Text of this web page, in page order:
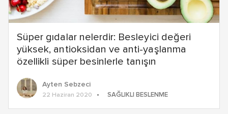
Süper gıdalar nelerdir: Besleyici değeri
yüksek, antioksidan ve anti-yaşlanma
özellikli süper besinlerle tanışın
Ayten Sebzeci
22 Haziran 2020 SAĞLIKLI BESLENME